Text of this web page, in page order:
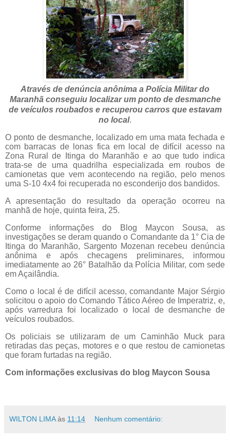
Através de denúncia anônima a Polícia Militar do
Maranhã conseguiu localizar um ponto de desmanche
de veículos roubados e recuperou carros que estavam
no local.
O ponto de desmanche, localizado em uma mata fechada e
com barracas de lonas fica em local de difícil acesso na
Zona Rural de Itinga do Maranhão e ao que tudo indica
trata-se de uma quadrilha especializada em roubos de
camionetas que vem acontecendo na região, pelo menos
uma S-10 4x4 foi recuperada no esconderijo dos bandidos.
A apresentação do resultado da operação ocorreu na
manhã de hoje, quinta feira, 25.
Conforme informações do Blog Maycon Sousa, as
investigações se deram quando o Comandante da 1° Cia de
Itinga do Maranhão, Sargento Mozenan recebeu denúncia
anônima e após checagens preliminares, informou
imediatamente ao 26° Batalhão da Polícia Militar, com sede
em Açailândia.
Como o local é de difícil acesso, comandante Major Sérgio
solicitou o apoio do Comando Tático Aéreo de Imperatriz, e,
após varredura foi localizado o local de desmanche de
veículos roubados.
Os policiais se utilizaram de um Caminhão Muck para
retiradas das peças, motores e o que restou de camionetas
que foram furtadas na região.
Com informações exclusivas do blog Maycon Sousa
WILTON LIMA às 11:14 Nenhum comentário: